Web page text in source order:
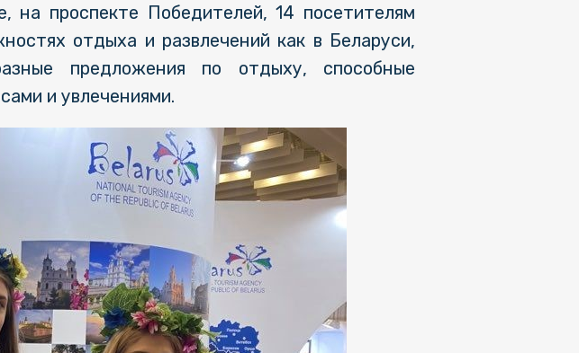
проспекте Победителей, 14 посетителям
отдыха и развлечений как в Беларуси,
предложения по отдыху, способные
и увлечениями.